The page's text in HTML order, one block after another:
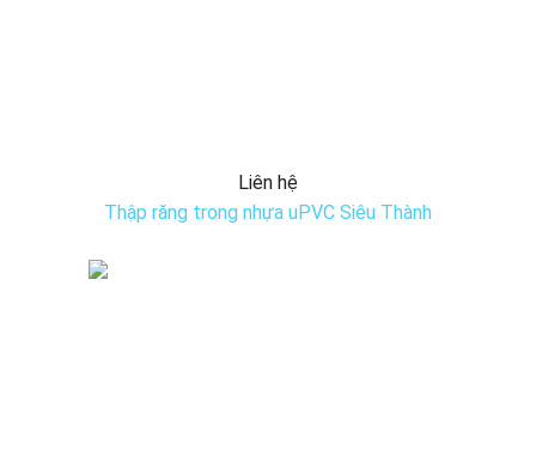
Liên hệ
Thập răng trong nhựa uPVC Siêu Thành